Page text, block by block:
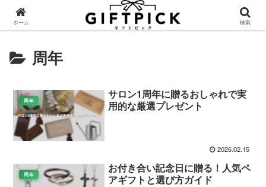
周年
周年
サロン1周年に贈るおしゃれで実
用的な厳選プレゼント
2026.02.15
周年
お付き合い記念日に贈る！人気ペ
アギフトと選び方ガイド
ホーム 検索